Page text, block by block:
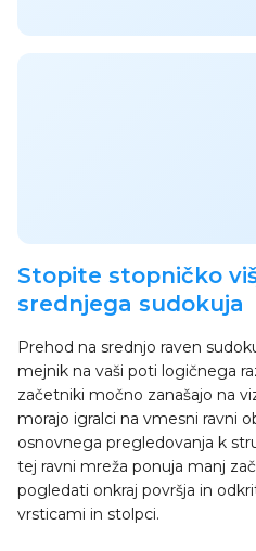
Stopite stopničko
srednjega sudokuja
Prehod na srednjo raven
mejnik na vaši poti logičnega
začetniki močno zanašajo na
morajo igralci na vmesni ravni
osnovnega pregledovanja k
tej ravni mreža ponuja manj
pogledati onkraj površja in
vrsticami in stolpci.